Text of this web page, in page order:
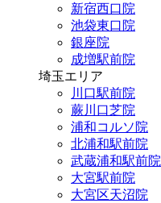
新宿西口院
池袋東口院
銀座院
成増駅前院
埼玉エリア
川口駅前院
蕨川口芝院
浦和コルソ院
北浦和駅前院
武蔵浦和駅前院
大宮駅前院
大宮区天沼院